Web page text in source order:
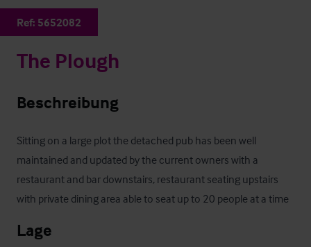
Ref: 5652082
The Plough
Beschreibung
Sitting on a large plot the detached pub has been well
maintained and updated by the current owners with a
restaurant and bar downstairs, restaurant seating upstairs
with private dining area able to seat up to 20 people at a time
Lage